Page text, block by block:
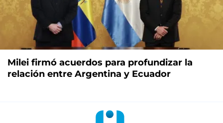
Milei firmó acuerdos para profundizar la
relación entre Argentina y Ecuador